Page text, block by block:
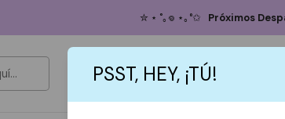
PSST, HEY, ¡TÚ!
✮ ⋆ ˚｡𖦹 ⋆｡°✩ Próximos
Inicio TAZAS